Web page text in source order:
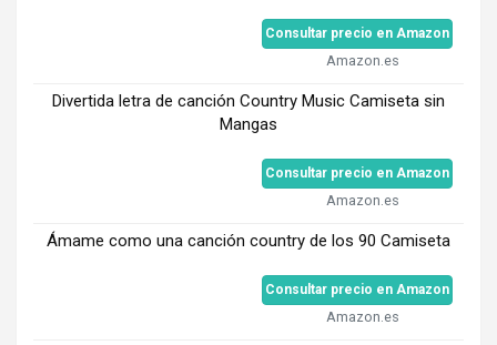
Consultar precio en Amazon
Amazon.es
Divertida letra de canción Country Music Camiseta sin
Mangas
Consultar precio en Amazon
Amazon.es
Ámame como una canción country de los 90 Camiseta
Consultar precio en Amazon
Amazon.es